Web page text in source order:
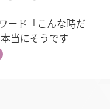
ード「こんな時だ
当にそうです